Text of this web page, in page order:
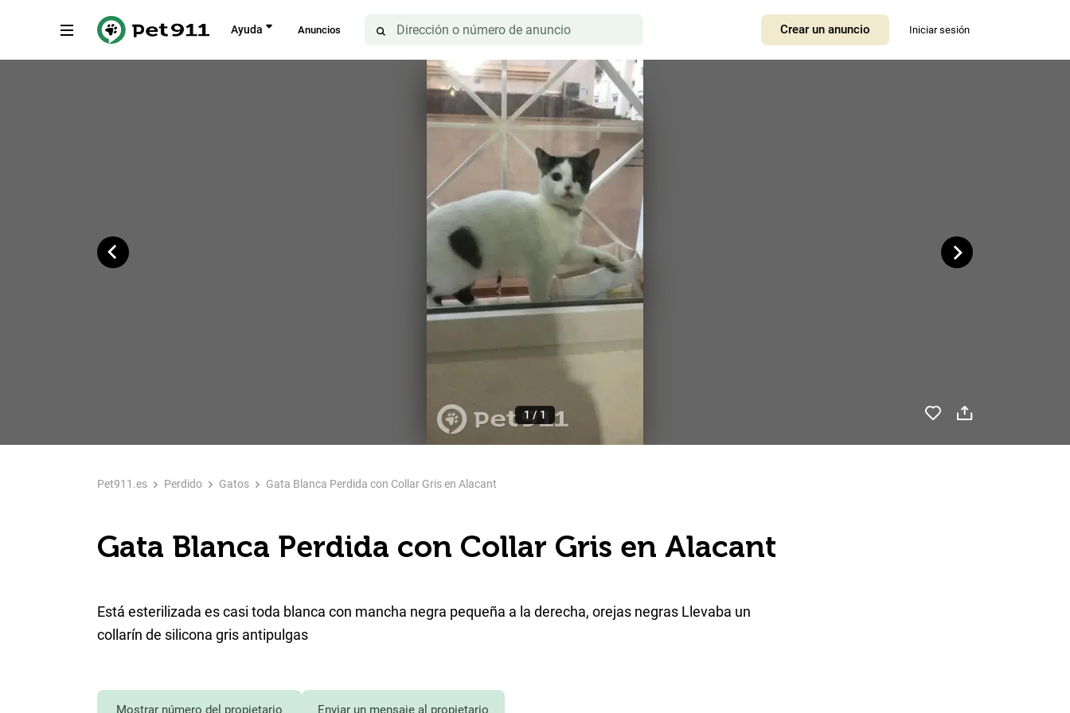
Ayuda Anuncios Crear un anuncio Iniciar sesión
1 / 1
Pet911.es Perdido Gatos Gata Blanca Perdida con Collar Gris en Alacant
Gata Blanca Perdida con Collar Gris en Alacant
Está esterilizada es casi toda blanca con mancha negra pequeña a la derecha, orejas negras Llevaba un
collarín de silicona gris antipulgas
Mostrar número del propietario Enviar un mensaje al propietario
Atrás